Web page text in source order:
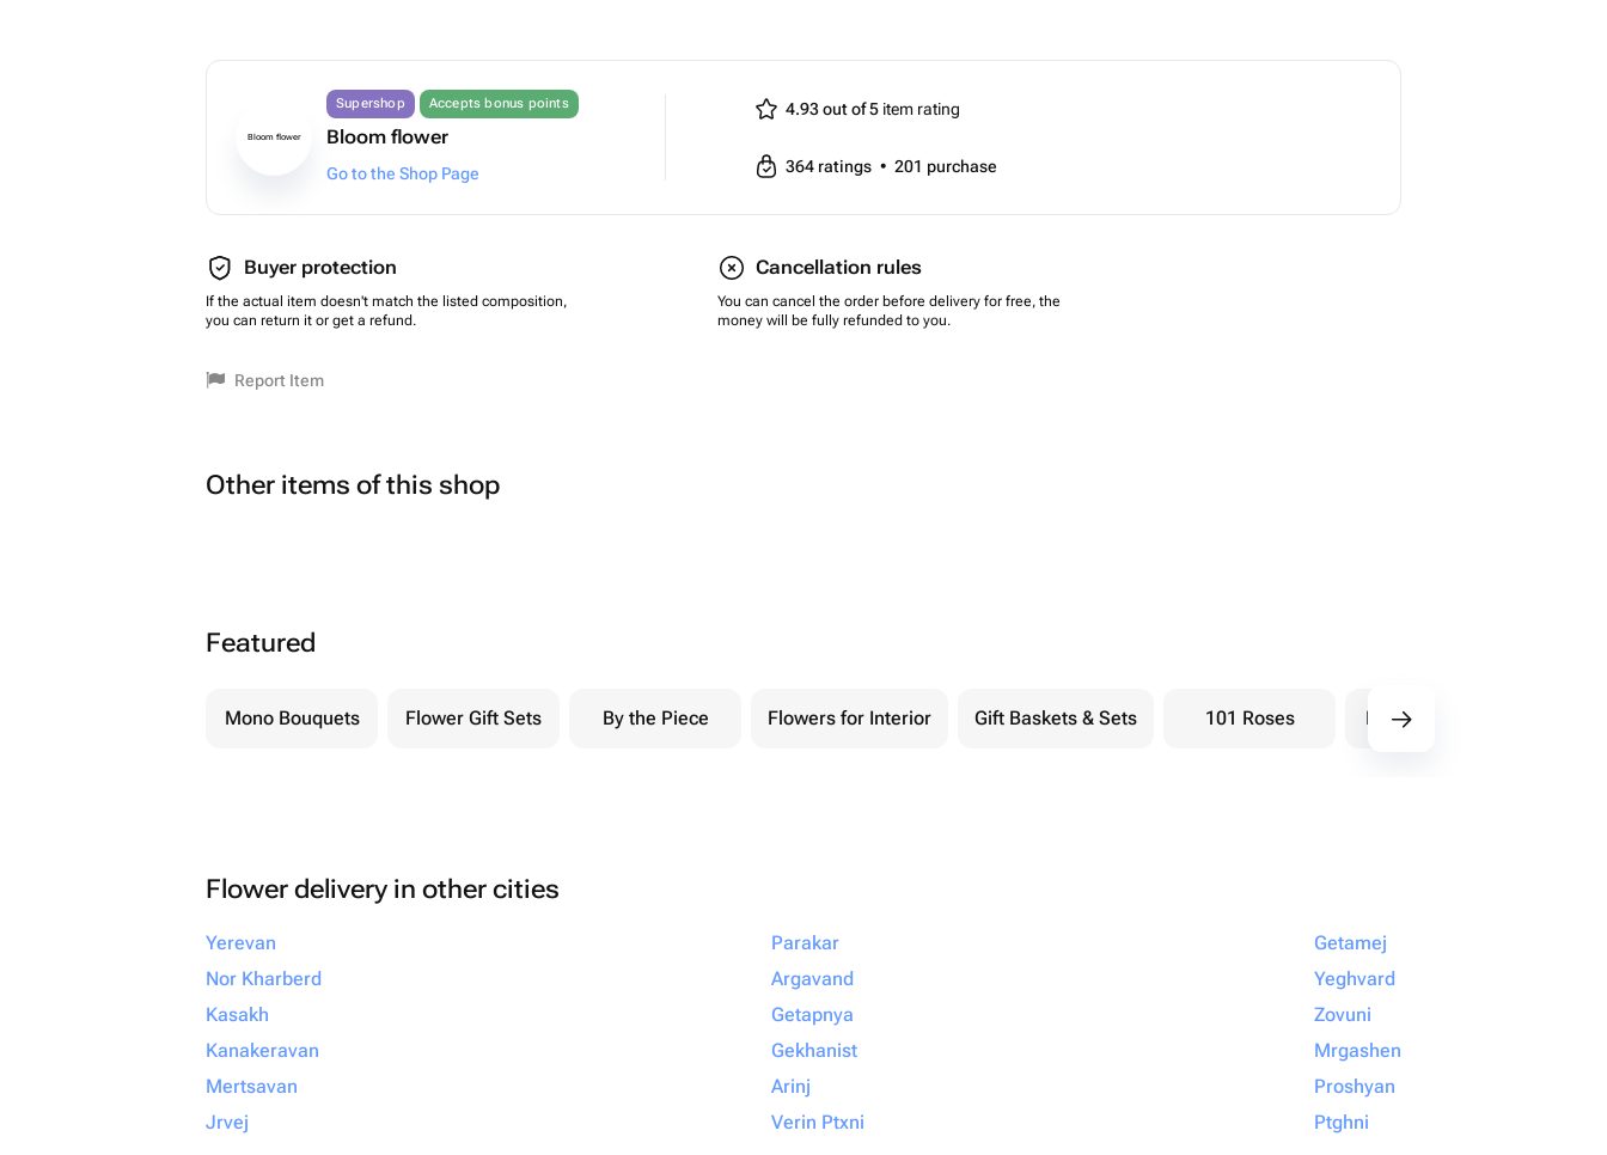
Bloom flower
Supershop Accepts bonus points
Bloom flower
Go to the Shop Page
4.93 out of 5item rating
364 ratings • 201 purchase
Buyer protection
If the actual item doesn't match the listed composition,
you can return it or get a refund.
Cancellation rules
You can cancel the order before delivery for free, the
money will be fully refunded to you.
Report Item
Other items of this shop
Featured
Mono Bouquets Flower Gift Sets By the Piece Flowers for Interior Gift Baskets & Sets 101 Roses Bouquets berry
Flower delivery in other cities
Yerevan
Nor Kharberd
Kasakh
Kanakeravan
Mertsavan
Jrvej
Parakar
Argavand
Getapnya
Gekhanist
Arinj
Verin Ptxni
Getamej
Yeghvard
Zovuni
Mrgashen
Proshyan
Ptghni